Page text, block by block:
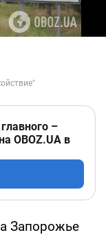
–
OBOZ.UA в
Запорожье